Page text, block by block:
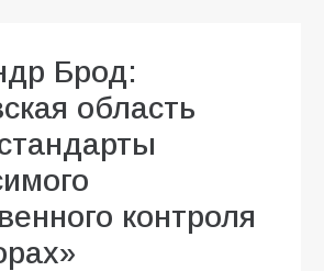
Брод:
область
контроля